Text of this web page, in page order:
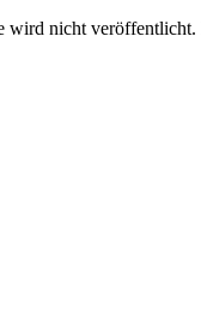
wird nicht